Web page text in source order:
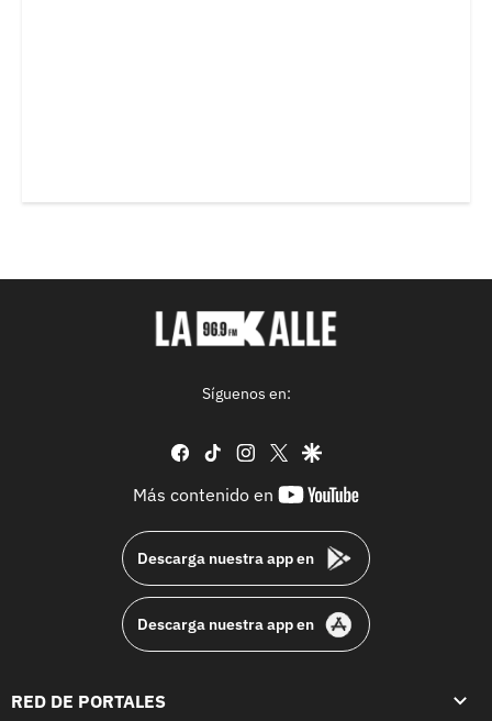
Síguenos en:
facebook
tiktok instagram
twittergoogle
Más contenido en
youtube-
Descarga nuestra app en
Descarga nuestra app en
RED DE PORTALES